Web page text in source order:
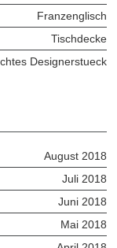
Franzenglisch
Tischdecke
Designerstueck
August 2018
Juli 2018
Juni 2018
Mai 2018